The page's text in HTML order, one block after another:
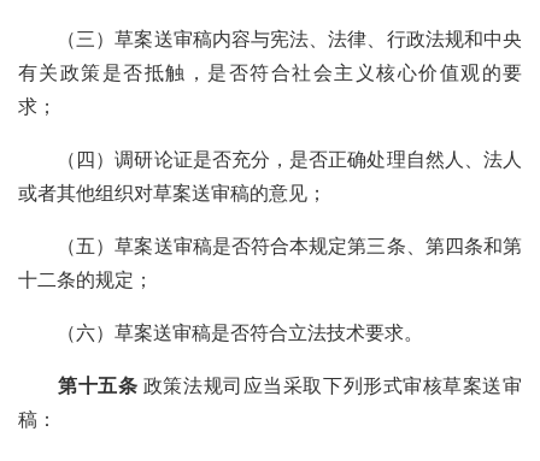
（三）草案送审稿内容与宪法、法律、行政法规和中央
有关政策是否抵触，是否符合社会主义核心价值观的要
求；
（四）调研论证是否充分，是否正确处理自然人、法人
或者其他组织对草案送审稿的意见；
（五）草案送审稿是否符合本规定第三条、第四条和第
十二条的规定；
（六）草案送审稿是否符合立法技术要求。
第十五条 政策法规司应当采取下列形式审核草案送审
稿：